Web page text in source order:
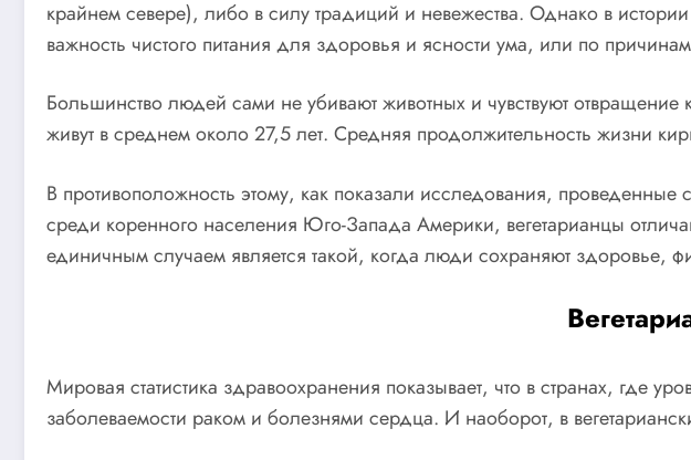
крайнем севере), либо в силу традиций и невежества. Однако в
важность чистого питания для здоровья и ясности ума, или по
Большинство людей сами не убивают животных и чувствуют
живут в среднем около 27,5 лет. Средняя продолжительность жизни
В противоположность этому, как показали исследования,
среди коренного населения Юго-Запада Америки, вегетарианцы
единичным случаем является такой, когда люди сохраняют здоровье,
Мировая статистика здравоохранения показывает, что в странах, где
заболеваемости раком и болезнями сердца. И наоборот, в